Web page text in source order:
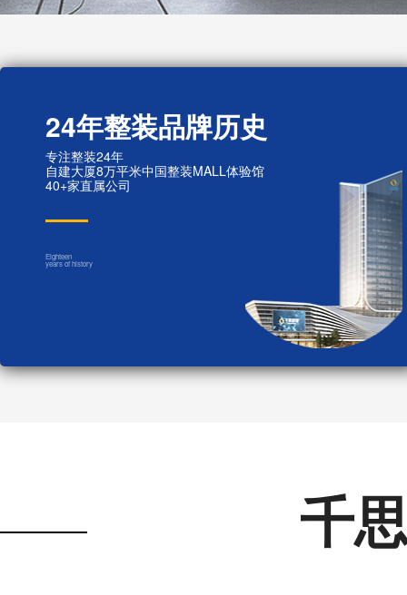
24年整装品牌历史
专注整装24年
自建大厦8万平米中国整装MALL体验馆
40+家直属公司
Eighteen
years of history
千